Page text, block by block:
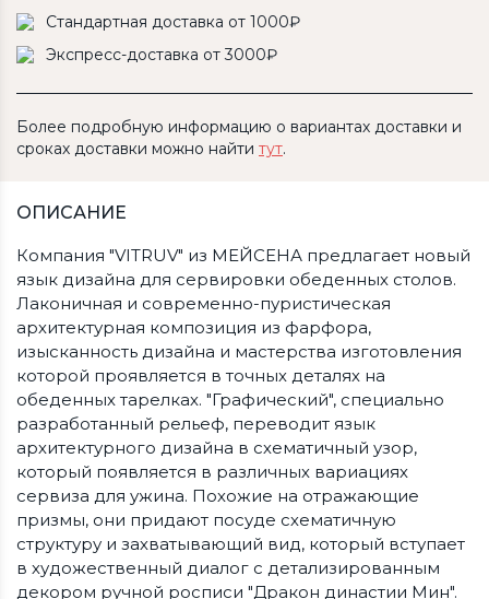
Стандартная доставка от 1000₽
Экспресс-доставка от 3000₽
Более подробную информацию о вариантах доставки и
сроках доставки можно найти тут.
ОПИСАНИЕ
Компания "VITRUV" из МЕЙСЕНА предлагает новый
язык дизайна для сервировки обеденных столов.
Лаконичная и современно-пуристическая
архитектурная композиция из фарфора,
изысканность дизайна и мастерства изготовления
которой проявляется в точных деталях на
обеденных тарелках. "Графический", специально
разработанный рельеф, переводит язык
архитектурного дизайна в схематичный узор,
который появляется в различных вариациях
сервиза для ужина. Похожие на отражающие
призмы, они придают посуде схематичную
структуру и захватывающий вид, который вступает
в художественный диалог с детализированным
декором ручной росписи "Дракон династии Мин".